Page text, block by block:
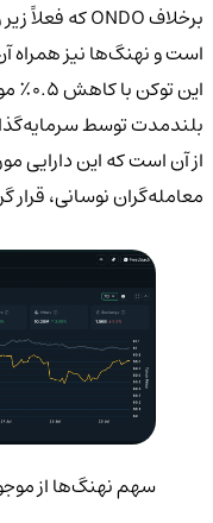
است و نهنگ‌ها نیز همراه
این
بلندمدت توسط
از آن است که این دارایی
معامله‌گران نوسانی، قرار
سهم نهنگ‌ها از